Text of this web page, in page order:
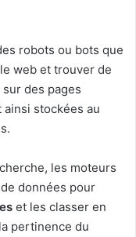
robots ou bots que
web et trouver de
des pages
stockées au
les moteurs
données pour
et les classer en
pertinence du